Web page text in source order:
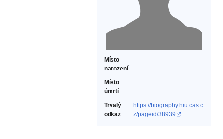
Místo
narození
Místo
úmrtí
Trvalý
odkaz
https://biography.hiu.cas.c
z/pageid/38939